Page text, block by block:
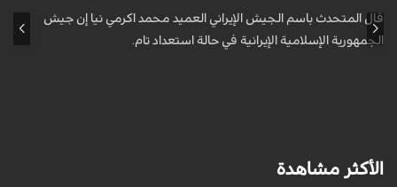
قال المتحدث باسم الجيش الإيراني العميد محمد اكرمي نيا إن جيش
الجمهورية الإسلامية الإيرانية في حالة استعداد تام.
الأكثر مشاهدة